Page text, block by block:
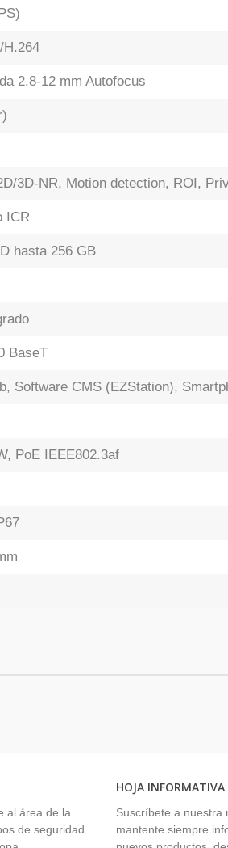
H.264
2.8-12 mm Autofocus
3D-NR, Motion detection, ROI,
ICR
hasta 256 GB
BaseT
Software CMS (EZStation),
PoE IEEE802.3af
al área de la
de seguridad
HOJA INFORMATIVA
Suscríbete a nuestra
mantente siempre